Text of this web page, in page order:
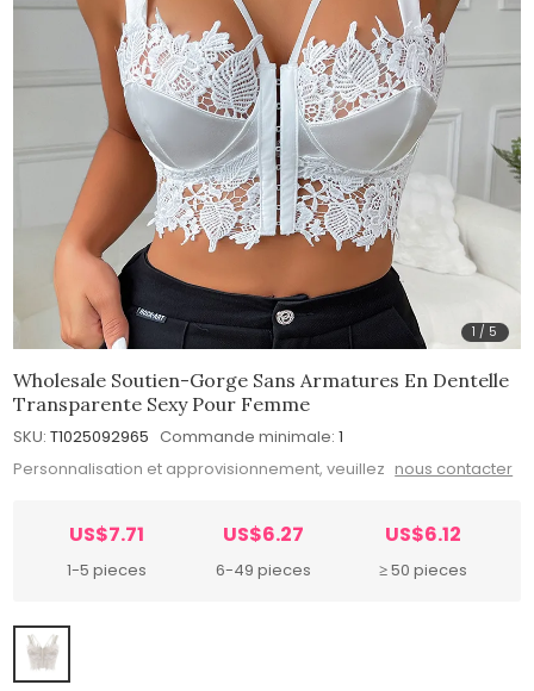
1 / 5
Wholesale Soutien-Gorge Sans Armatures En Dentelle
Transparente Sexy Pour Femme
SKU: T1025092965 Commande minimale: 1
Personnalisation et approvisionnement, veuillez nous contacter
US$7.71
1-5 pieces
US$6.27
6-49 pieces
US$6.12
≥ 50 pieces